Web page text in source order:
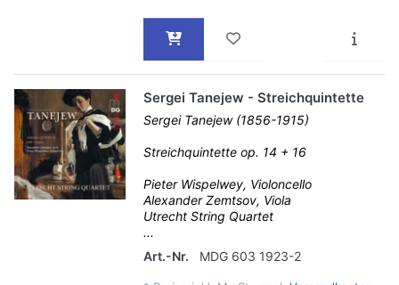
Sergei Tanejew - Streichquintette
Sergei Tanejew (1856-1915)
Streichquintette op. 14 + 16
Pieter Wispelwey, Violoncello
Alexander Zemtsov, Viola
Utrecht String Quartet
...
Art.-Nr.
MDG 603 1923-2